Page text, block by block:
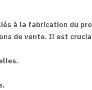
à la fabrication du
de vente. Il est